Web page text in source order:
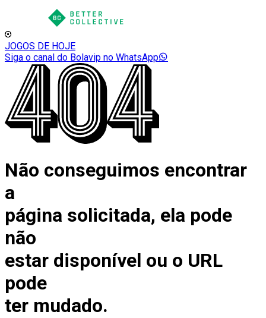
JOGOS DE HOJE
Siga o canal do Bolavip no WhatsApp
Não conseguimos encontrar
a
página solicitada, ela pode
não
estar disponível ou o URL
pode
ter mudado.